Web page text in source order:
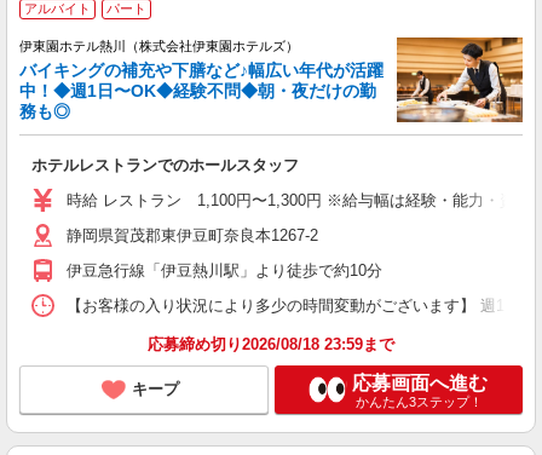
アルバイト パート
伊東園ホテル熱川（株式会社伊東園ホテルズ）
バイキングの補充や下膳など♪幅広い年代が活躍
中！◆週1日〜OK◆経験不問◆朝・夜だけの勤
務も◎
ホテルレストランでのホールスタッフ
時給 レストラン 1,100円〜1,300円 ※給与幅は経験・能力・資格
静岡県賀茂郡東伊豆町奈良本1267-2
伊豆急行線「伊豆熱川駅」より徒歩で約10分
【お客様の入り状況により多少の時間変動がございます】 週1日
応募締め切り2026/08/18 23:59まで
キープ 応募画面へ進む
かんたん3ステップ！